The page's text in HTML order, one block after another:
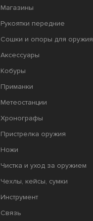
Магазины
Рукоятки передние
Сошки и опоры для оружия
Аксессуары
Кобуры
Приманки
Метеостанции
Хронографы
Пристрелка оружия
Ножи
Чистка и уход за оружием
Чехлы, кейсы, сумки
Инструмент
Связь